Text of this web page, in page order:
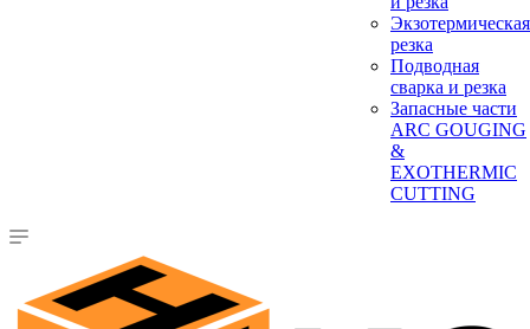
Экзотермическая
резка
Подводная
сварка и резка
Запасные части
ARC GOUGING
&
EXOTHERMIC
CUTTING